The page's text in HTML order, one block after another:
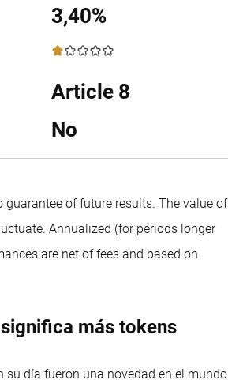
3,40%
1 / 5
Article 8
No
guarantee of future results. The value of
Annualized (for periods longer
are net of fees and based on
significa más tokens
su día fueron una novedad en el mundo